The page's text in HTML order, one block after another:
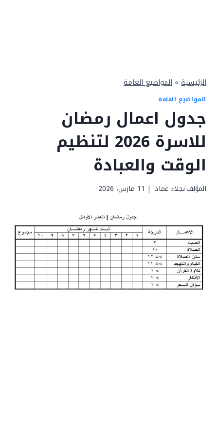
الرئيسية » المواضيع العامة
المواضيع العامة
جدول اعمال رمضان
للاسرة 2026 لتنظيم
الوقت والعبادة
المؤلفنجلاء عماد 11 مارس، 2026